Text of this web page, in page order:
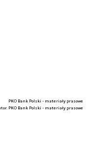
PKO Bank Polski - materiały prasowe
PKO Bank Polski - materiały prasowe